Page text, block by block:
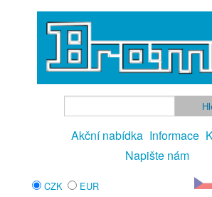
Akční nabídka Informace
Napište nám
CZK EUR